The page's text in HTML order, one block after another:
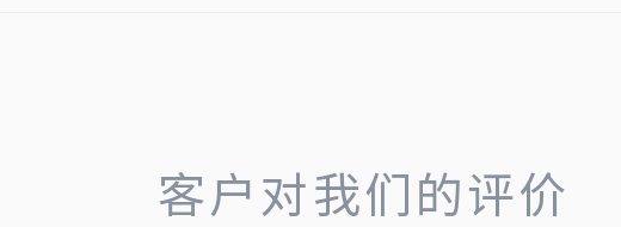
客户对我们的评价